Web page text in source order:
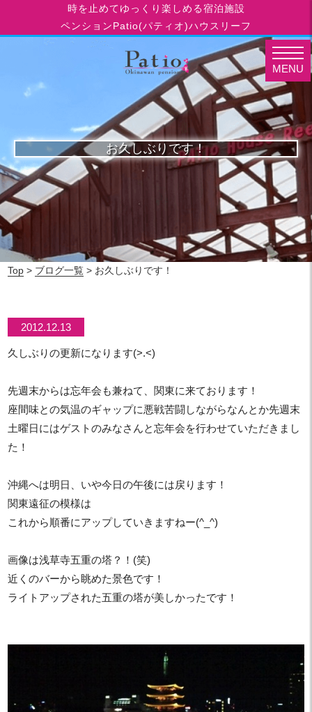
時を止めてゆっくり楽しめる宿泊施設
ペンションPatio(パティオ)ハウスリーフ
お久しぶりです！
Top > ブログ一覧 > お久しぶりです！
2012.12.13
久しぶりの更新になります(>.<)
先週末からは忘年会も兼ねて、関東に来ております！
座間味との気温のギャップに悪戦苦闘しながらなんとか先週末
土曜日にはゲストのみなさんと忘年会を行わせていただきまし
た！
沖縄へは明日、いや今日の午後には戻ります！
関東遠征の模様は
これから順番にアップしていきますねー(^_^)
画像は浅草寺五重の塔？！(笑)
近くのバーから眺めた景色です！
ライトアップされた五重の塔が美しかったです！
MENU